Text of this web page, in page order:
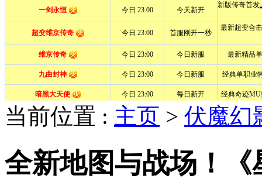
当前位置 : 主页 > 伏魔幻
全新地图与战场！